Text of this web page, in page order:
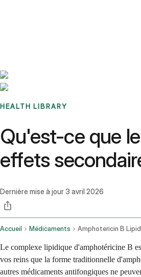
HEALTH LIBRARY
Qu'est-ce que
effets
Dernière mise à jour3 avril 2026
Accueil Médicaments
Le complexe lipidique d'amphotéricine B
vos reins que la forme traditionnelle
autres médicaments antifongiques ne